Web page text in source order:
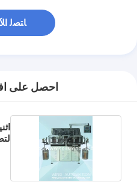
ﺎﺘﺼﻟ
احصل على